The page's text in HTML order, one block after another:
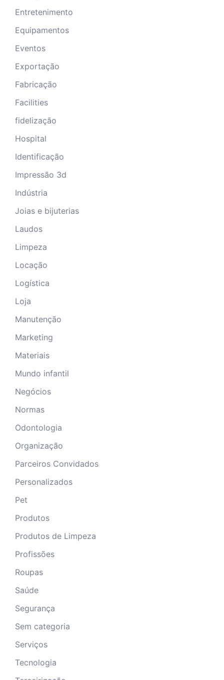
Entretenimento
Equipamentos
Eventos
Exportação
Fabricação
Facilities
fidelização
Hospital
Identificação
Impressão 3d
Indústria
Joias e bijuterias
Laudos
Limpeza
Locação
Logística
Loja
Manutenção
Marketing
Materiais
Mundo infantil
Negócios
Normas
Odontologia
Organização
Parceiros Convidados
Personalizados
Pet
Produtos
Produtos de Limpeza
Profissões
Roupas
Saúde
Segurança
Sem categoria
Serviços
Tecnologia